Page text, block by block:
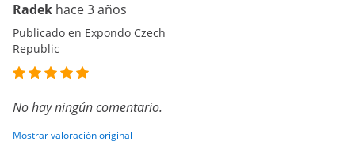
Radek hace 3 años
Publicado en Expondo Czech
Republic
No hay ningún comentario.
Mostrar valoración original